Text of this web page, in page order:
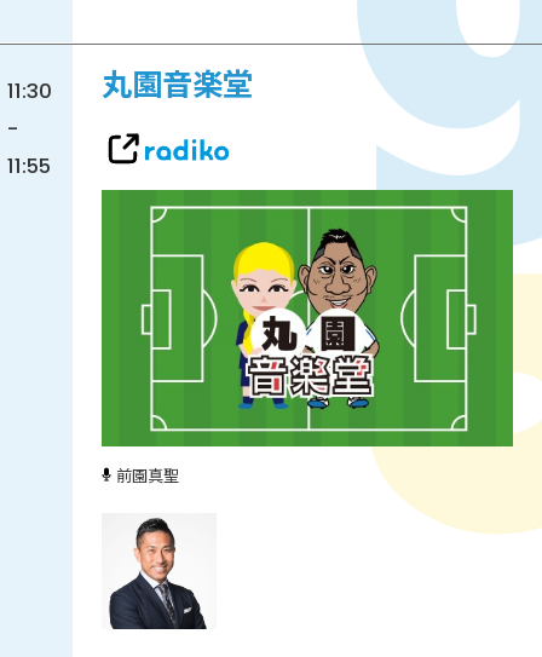
11:30
-
11:55
丸園音楽堂
前園真聖